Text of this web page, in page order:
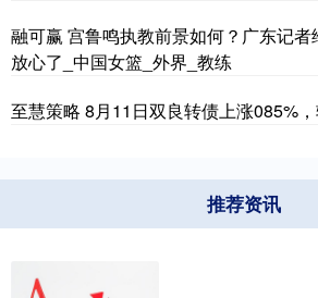
融可赢 宫鲁鸣执教前景如何？广东记
放心了_中国女篮_外界_教练
至慧策略 8月11日双良转债上涨085%
推荐资讯